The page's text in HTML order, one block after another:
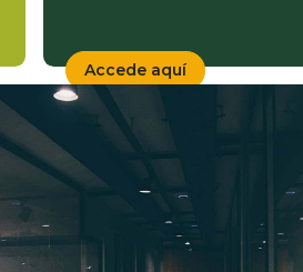
Accede aquí